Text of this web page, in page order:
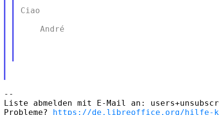
Ciao
André
--
Liste abmelden mit E-Mail an:
Probleme? https://de.libreoffice.org/hilfe-